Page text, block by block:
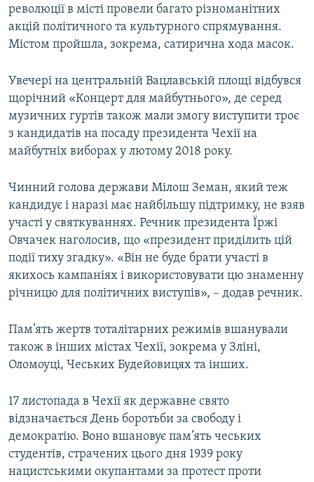
революції в місті провели багато різноманітних
акцій політичного та культурного спрямування.
Містом пройшла, зокрема, сатирична хода масок.
Увечері на центральній Вацлавській площі відбувся
щорічний «Концерт для майбутнього», де серед
музичних гуртів також мали змогу виступити троє
з кандидатів на посаду президента Чехії на
майбутніх виборах у лютому 2018 року.
Чинний голова держави Мілош Земан, який теж
кандидує і наразі має найбільшу підтримку, не взяв
участі у святкуваннях. Речник президента Їржі
Овчачек наголосив, що «президент приділить цій
події тиху згадку». «Він не буде брати участі в
якихось кампаніях і використовувати цю знаменну
річницю для політичних виступів», – додав речник.
Пам’ять жертв тоталітарних режимів вшанували
також в інших містах Чехії, зокрема у Зліні,
Оломоуці, Чеських Будейовицях та інших.
17 листопада в Чехії як державне свято
відзначається День боротьби за свободу і
демократію. Воно вшановує пам’ять чеських
студентів, страчених цього дня 1939 року
нацистськими окупантами за протест проти